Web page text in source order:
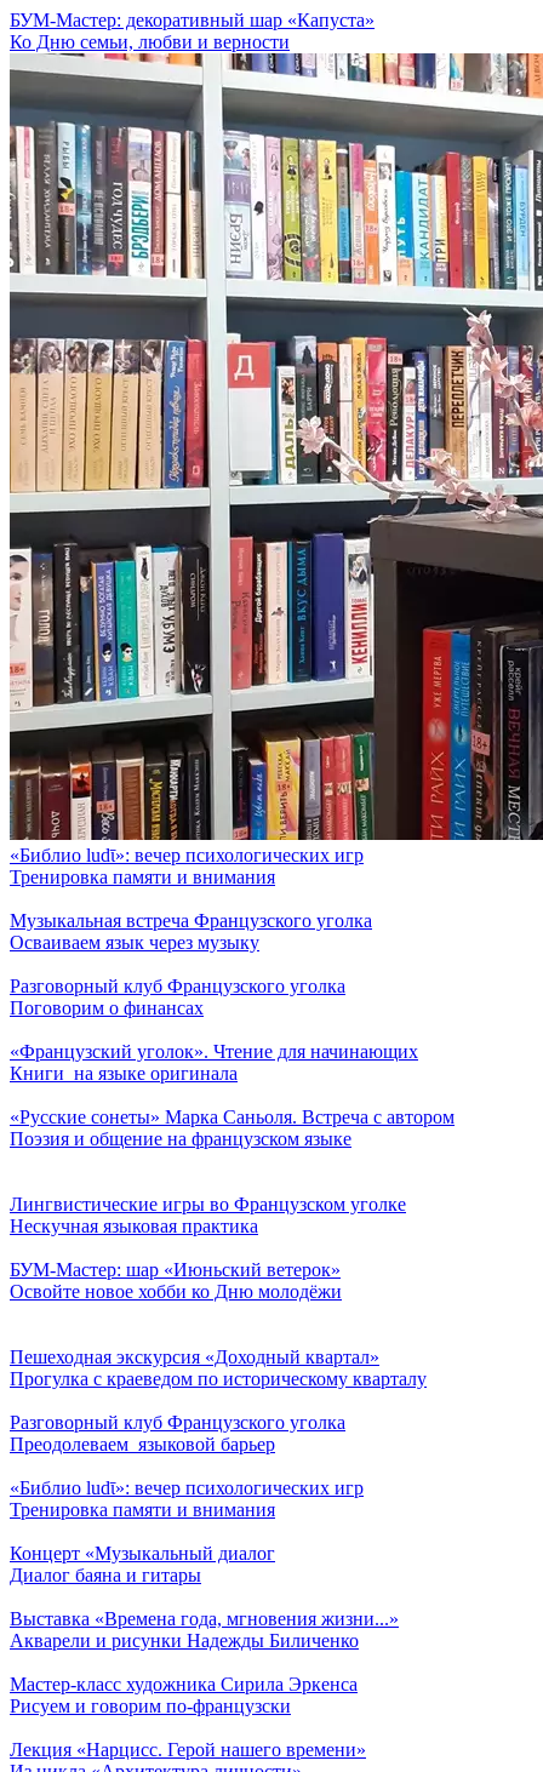
БУМ-Мастер: декоративный шар «Капуста»
Ко Дню семьи, любви и верности
«Библио ludῑ»: вечер психологических игр
Тренировка памяти и внимания
Музыкальная встреча Французского уголка
Осваиваем язык через музыку
Разговорный клуб Французского уголка
Поговорим о финансах
«Французский уголок». Чтение для начинающих
Книги на языке оригинала
«Русские сонеты» Марка Саньоля. Встреча с автором
Поэзия и общение на французском языке
Лингвистические игры во Французском уголке
Нескучная языковая практика
БУМ-Мастер: шар «Июньский ветерок»
Освойте новое хобби ко Дню молодёжи
Пешеходная экскурсия «Доходный квартал»
Прогулка с краеведом по историческому кварталу
Разговорный клуб Французского уголка
Преодолеваем языковой барьер
«Библио ludῑ»: вечер психологических игр
Тренировка памяти и внимания
Концерт «Музыкальный диалог
Диалог баяна и гитары
Выставка «Времена года, мгновения жизни...»
Акварели и рисунки Надежды Биличенко
Мастер-класс художника Сирила Эркенса
Рисуем и говорим по-французски
Лекция «Нарцисс. Герой нашего времени»